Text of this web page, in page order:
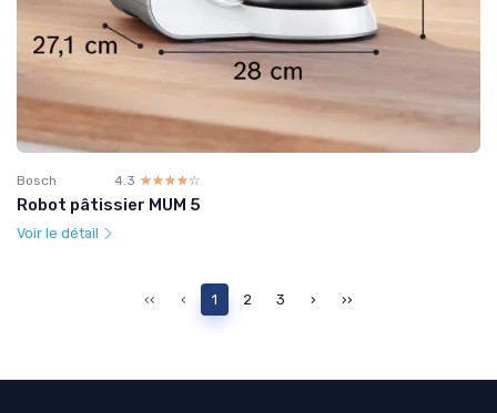
Bosch 4.3 ☆☆☆☆☆
★★★★★
Robot pâtissier MUM 5
Voir le détail
‹‹ ‹ 1 2 3 › ››